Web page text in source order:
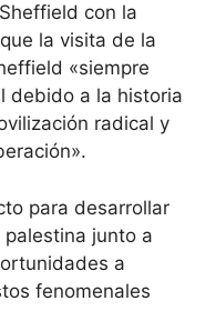
con la
la visita de la
«siempre
debido a la historia
radical y
para desarrollar
junto a
a
fenomenales